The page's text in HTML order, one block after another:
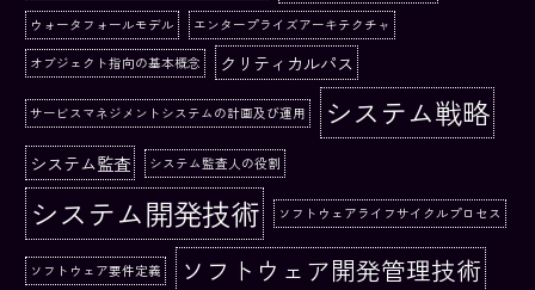
ウォータフォールモデル エンタープライズアーキテクチャ
オブジェクト指向の基本概念 クリティカルパス
サービスマネジメントシステムの計画及び運用 システム戦略
システム監査 システム監査人の役割
システム開発技術 ソフトウェアライフサイクルプロセス
ソフトウェア要件定義 ソフトウェア開発管理技術